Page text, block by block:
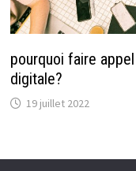
pourquoi faire
digitale?
19 juillet 2022